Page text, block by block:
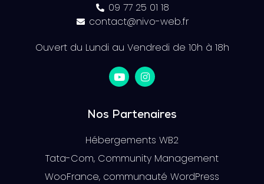
09 77 25 01 18
contact@nivo-web.fr
Ouvert du Lundi au Vendredi de 10h à 18h
Nos Partenaires
Hébergements WB2
Tata-Com, Community Management
WooFrance, communauté WordPress